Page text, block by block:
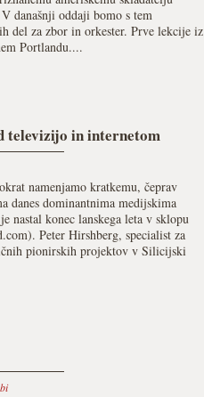
današnji oddaji bomo s tem
del za zbor in orkester. Prve lekcije iz
Portlandu....
televizijo in internetom
namenjamo kratkemu, čeprav
danes dominantnima medijskima
nastal konec lanskega leta v sklopu
Peter Hirshberg, specialist za
pionirskih projektov v Silicijski